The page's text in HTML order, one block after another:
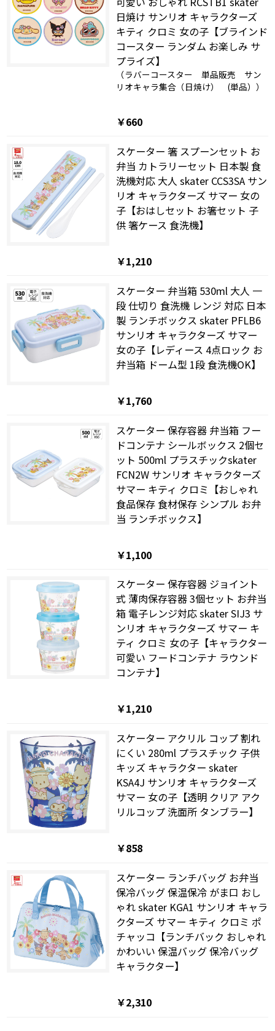
日焼け サンリオ キャラクターズ
キティ クロミ 女の子【ブラインド
コースター ランダム お楽しみ サ
プライズ】
（ラバーコースター 単品販売 サン
リオキャラ集合（日焼け） (単品））
￥660
スケーター 箸 スプーンセット お
弁当 カトラリーセット 日本製 食
洗機対応 大人 skater CCS3SA サン
リオ キャラクターズ サマー 女の
子【おはしセット お箸セット 子
供 箸ケース 食洗機】
￥1,210
スケーター 弁当箱 530ml 大人 一
段 仕切り 食洗機 レンジ 対応 日本
製 ランチボックス skater PFLB6
サンリオ キャラクターズ サマー
女の子【レディース 4点ロック お
弁当箱 ドーム型 1段 食洗機OK】
￥1,760
スケーター 保存容器 弁当箱 フー
ドコンテナ シールボックス 2個セ
ット 500ml プラスチックskater
FCN2W サンリオ キャラクターズ
サマー キティ クロミ【おしゃれ
食品保存 食材保存 シンプル お弁
当 ランチボックス】
￥1,100
スケーター 保存容器 ジョイント
式 薄肉保存容器 3個セット お弁当
箱 電子レンジ対応 skater SIJ3 サ
ンリオ キャラクターズ サマー キ
ティ クロミ 女の子【キャラクター
可愛い フードコンテナ ラウンド
コンテナ】
￥1,210
スケーター アクリル コップ 割れ
にくい 280ml プラスチック 子供
キッズ キャラクター skater
KSA4J サンリオ キャラクターズ
サマー 女の子【透明 クリア アク
リルコップ 洗面所 タンブラー】
￥858
スケーター ランチバッグ お弁当
保冷バッグ 保温保冷 がま口 おし
ゃれ skater KGA1 サンリオ キャラ
クターズ サマー キティ クロミ ポ
チャッコ【ランチバック おしゃれ
かわいい 保温バッグ 保冷バッグ
キャラクター】
￥2,310